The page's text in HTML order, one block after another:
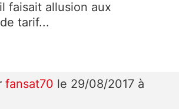
faisait allusion aux
tarif...
fansat70 le 29/08/2017 à